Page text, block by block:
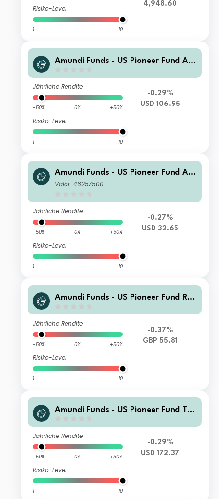
Risiko-Level
1 10
4,948.60
Amundi Funds - US Pioneer Fund A2
Jährliche Rendite
-50% 0% +50%
Risiko-Level
1 10
-0.29%
USD 106.95
Amundi Funds - US Pioneer Fund A U
SD (C)
Valor: 46257500
Jährliche Rendite
-50% 0% +50%
Risiko-Level
1 10
-0.27%
USD 32.65
Amundi Funds - US Pioneer Fund R2
Jährliche Rendite
-50% 0% +50%
Risiko-Level
1 10
-0.37%
GBP 55.81
Amundi Funds - US Pioneer Fund T U
Jährliche Rendite
-50% 0% +50%
Risiko-Level
1 10
-0.29%
USD 172.37